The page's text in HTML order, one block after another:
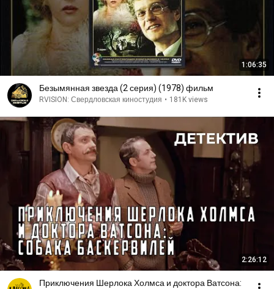
1:06:35
Безымянная звезда (2 серия) (1978) фильм
RVISION: Свердловская киностудия • 181K views
2:26:12
Приключения Шерлока Холмса и доктора Ватсона: